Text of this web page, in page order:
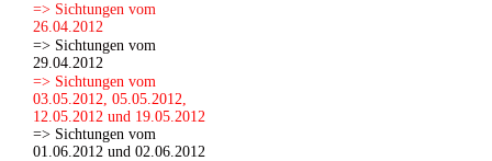
=> Sichtungen vom
26.04.2012
=> Sichtungen vom
29.04.2012
=> Sichtungen vom
03.05.2012, 05.05.2012,
12.05.2012 und 19.05.2012
=> Sichtungen vom
01.06.2012 und 02.06.2012